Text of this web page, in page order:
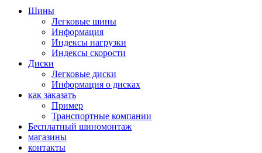
Шины
Легковые шины
Информация
Индексы нагрузки
Индексы скорости
Диски
Легковые диски
Информация о дисках
как заказать
Пример
Транспортные компании
Бесплатный шиномонтаж
магазины
контакты